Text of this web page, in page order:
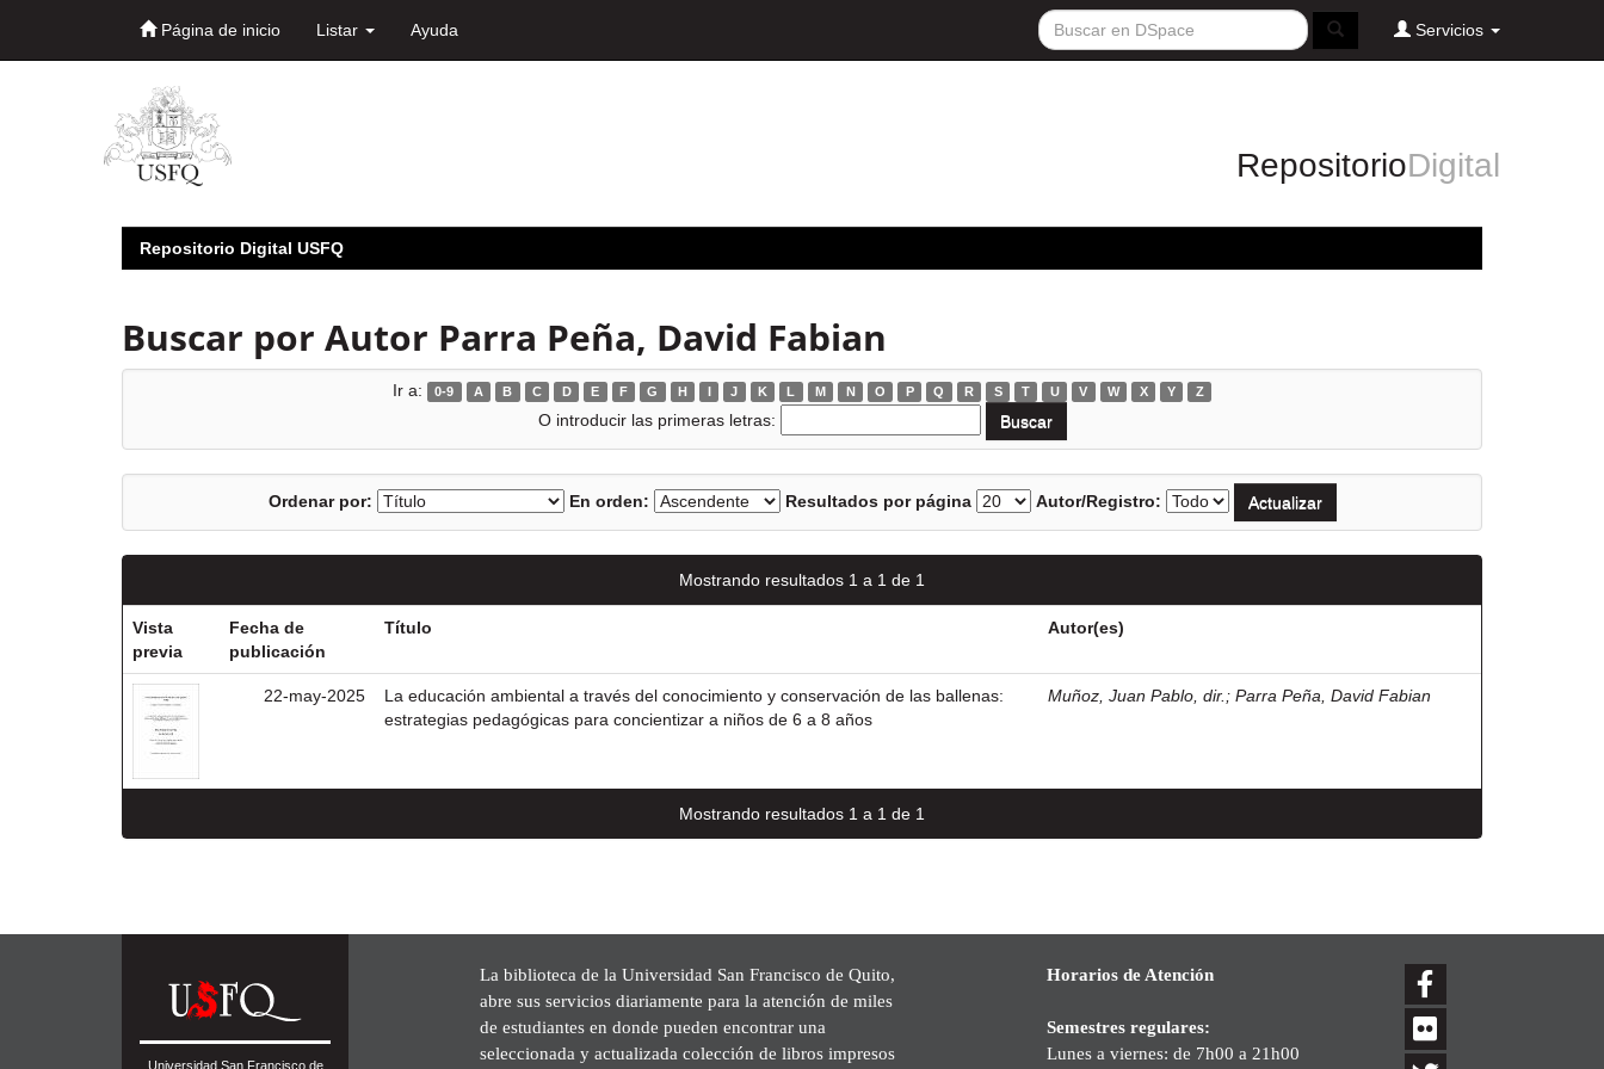
Página de inicio Listar Ayuda Servicios
RepositorioDigital
Repositorio Digital USFQ
Buscar por Autor Parra Peña, David Fabian
Ir a: 0-9 A B C D E F G H I J K L M N O P Q R S T U V W X Y Z
O introducir las primeras letras:
Ordenar por: En orden: Resultados por página Autor/Registro:
Mostrando resultados 1 a 1 de 1
Vista
previa
Fecha de
publicación
Título Autor(es)
22-may-2025
La educación ambiental a través del conocimiento y conservación de las ballenas:
estrategias pedagógicas para concientizar a niños de 6 a 8 años
Muñoz, Juan Pablo, dir. ; Parra Peña, David Fabian
Mostrando resultados 1 a 1 de 1
Universidad San Francisco de
La biblioteca de la Universidad San Francisco de Quito,
abre sus servicios diariamente para la atención de miles
de estudiantes en donde pueden encontrar una
seleccionada y actualizada colección de libros impresos
Horarios de Atención
Semestres regulares:
Lunes a viernes: de 7h00 a 21h00